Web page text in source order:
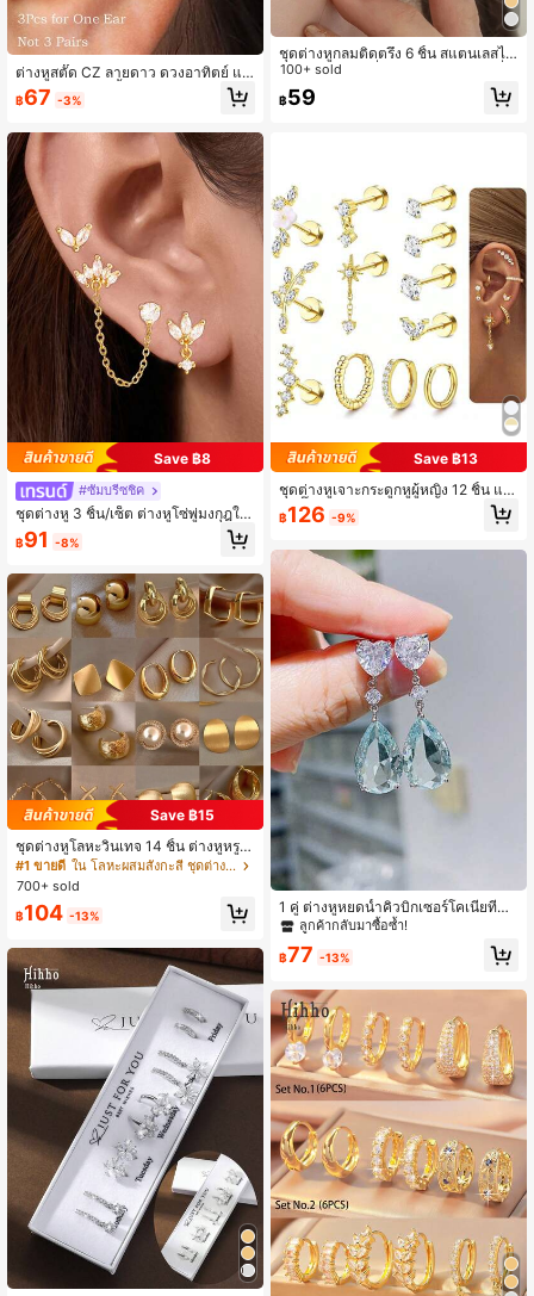
ต่างหูสตั๊ด CZ ลายดาว ดวงอาทิตย์ แล
ะดาวเคราะห์ 3 ชิ้น สำหรับผู้หญิง ชุบท
อง 18K ขนาดเล็กจิ๋วน่ารัก สำหรับเจาะ
ะดับของขวัญ
฿67 -3%
Save ฿8
#ซัมบรีซชิค
ชุดต่างหู 3 ชิ้น/เซ็ต ต่างหูโซ่พู่มงกุฎใบ
ไม้ประดับเซอร์โคเนีย & ต่างหูดอกไม้แ
บบสตั๊ด, เครื่องประดับเจาะหูผู้หญิงชุบท
฿91 -8%
Save ฿15
ชุดต่างหูโลหะวินเทจ 14 ชิ้น ต่างหูหรูห
ราเฉพาะตัวสำหรับสวมใส่ประจำวัน ขอ
งขวัญสำหรับผู้หญิง
#1 ขายดี
ใน โลหะผสมสังกะสี ชุดต่างหูผู้หญิง
700+ sold
฿104 -13%
ชุดต่างหูกลมติดตรึง 6 ชิ้น สแตนเลสไท
เทเนียม เพชรซีซี่, แหวนจมูก/ปาก เครื่อ
งประดับ สำหรับผู้หญิงสวมใส่ทุกวัน
100+ sold
฿59
Save ฿13
ชุดต่างหูเจาะกระดูกหูผู้หญิง 12 ชิ้น แบ
บสตั๊ดหลังแบน สแตนเลส เหมาะสำหรับ
Helix, Tragus, Conch และตำแหน่งเจ
฿126 -9%
1 คู่ ต่างหูหยดน้ำคิวบิกเซอร์โคเนียที่หรู
หรา เหมาะสำหรับผู้หญิงสวมใส่ สามาร
ถใช้ในงานแต่งงาน งานหมั้น วันครบรอ
บ วันวาเลนไทน์ และโอกาสอื่นๆ
ลูกค้ากลับมาซื้อซ้ำ!
฿77 -13%